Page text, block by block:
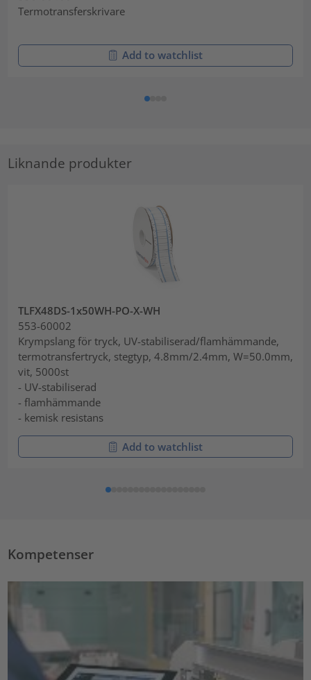
Termotransferskrivare
Add to watchlist
Liknande produkter
TLFX48DS-1x50WH-PO-X-WH
553-60002
Krympslang för tryck, UV-stabiliserad/flamhämmande,
termotransfertryck, stegtyp, 4.8mm/2.4mm, W=50.0mm,
vit, 5000st
- UV-stabiliserad
- flamhämmande
- kemisk resistans
Add to watchlist
Kompetenser